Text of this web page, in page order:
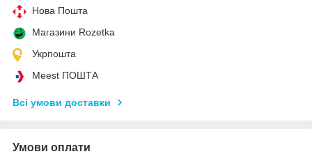
Нова Пошта
Магазини Rozetka
Укрпошта
Meest ПОШТА
Всі умови доставки
Умови оплати